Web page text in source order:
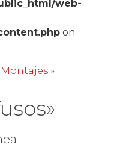
web-
on
Montajes»